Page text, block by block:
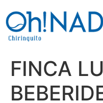
FINCA